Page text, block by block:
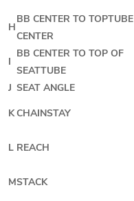
H
BB CENTER TO TOPTUBE
CENTER
I
BB CENTER TO TOP OF
SEATTUBE
J SEAT ANGLE
KCHAINSTAY
L REACH
MSTACK